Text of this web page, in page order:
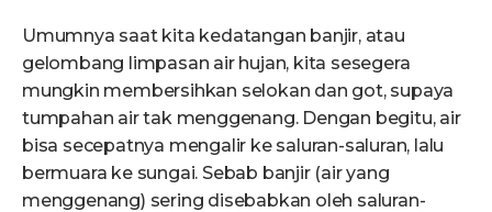
Umumnya saat kita kedatangan banjir, atau
gelombang limpasan air hujan, kita sesegera
mungkin membersihkan selokan dan got, supaya
tumpahan air tak menggenang. Dengan begitu, air
bisa secepatnya mengalir ke saluran-saluran, lalu
bermuara ke sungai. Sebab banjir (air yang
menggenang) sering disebabkan oleh saluran-